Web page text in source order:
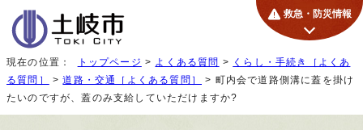
救急・防災情報
現在の位置： トップページ > よくある質問 > くらし・手続き［よくあ
る質問］
>道路・交通［よくある質問］
> 町内会で道路側溝に蓋を掛け
たいのですが、蓋のみ支給していただけますか?